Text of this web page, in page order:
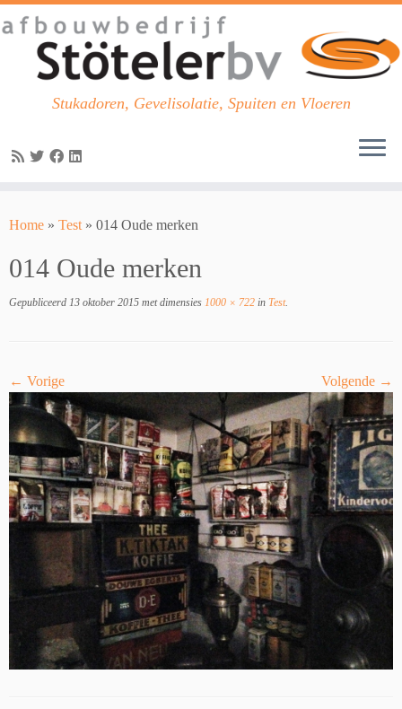
to
Stukadoren, Gevelisolatie, Spuiten en Vloeren
Home » Test » 014 Oude merken
014 Oude merken
Gepubliceerd 13 oktober 2015 met dimensies 1000 × 722 in Test.
← Vorige Volgende →